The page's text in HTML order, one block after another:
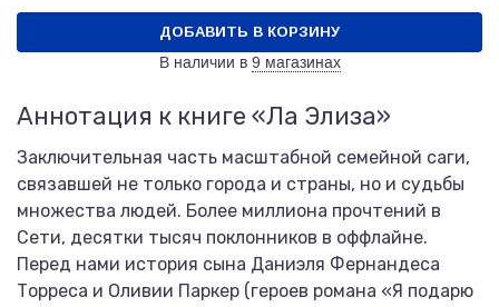
ДОБАВИТЬ В КОРЗИНУ
В наличии в 9 магазинах
Аннотация к книге «Ла Элиза»
Заключительная часть масштабной семейной саги,
связавшей не только города и страны, но и судьбы
множества людей. Более миллиона прочтений в
Сети, десятки тысяч поклонников в оффлайне.
Перед нами история сына Даниэля Фернандеса
Торреса и Оливии Паркер (героев романа «Я подарю